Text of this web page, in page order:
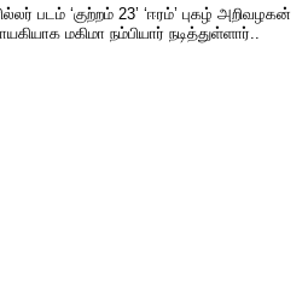
படம் ‘குற்றம் 23’ ‘ஈரம்’ புகழ் அறிவழகன்
மகிமா நம்பியார் நடித்துள்ளார்..